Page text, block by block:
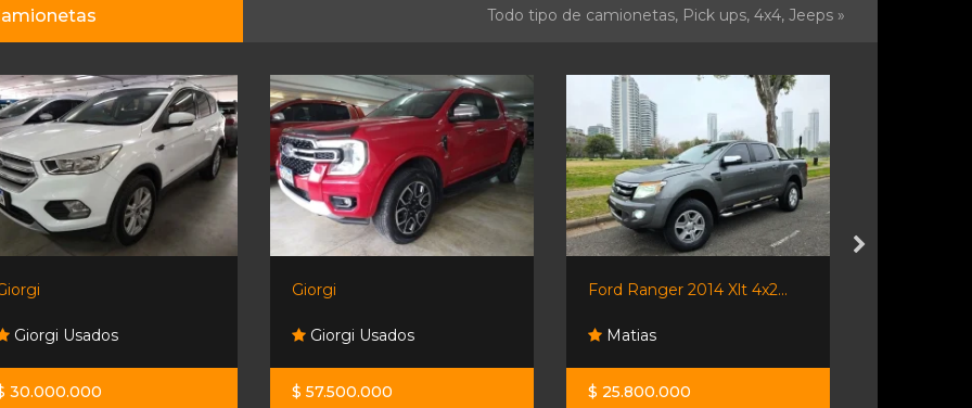
Todo tipo de camionetas, Pick ups, 4x4, Jeeps »
Giorgi Usados
30.000.000
Giorgi
Giorgi Usados
$ 57.500.000
Ford Ranger 2014 Xlt 4x2...
Matias
$ 25.800.000